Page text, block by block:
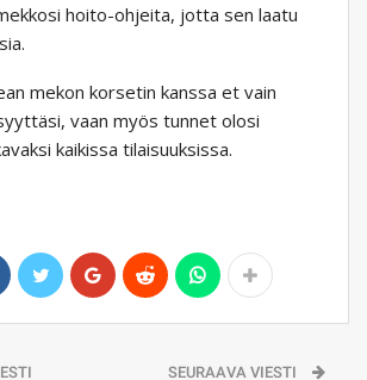
hoito-ohjeita, jotta sen laatu
mekon korsetin kanssa et vain
vaan myös tunnet olosi
kaikissa tilaisuuksissa.
SEURAAVA VIESTI